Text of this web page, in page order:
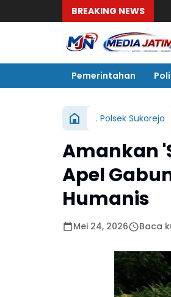
BREAKING NEWS
Pemerintahan
. Polsek Sukorejo
Amankan
Apel
Humanis
Mei 24, 2026 Baca